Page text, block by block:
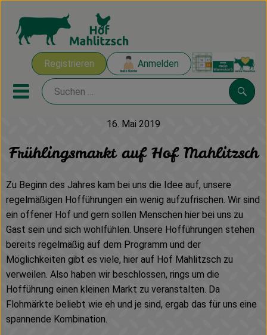
Registrieren Anmelden
Mobiles Menu öffnen oder
Angebote & Inspiration
Ökokisten
Obst & Gemüse
Kühltheke
Vorratskammer
16. Mai 2019
Frühlingsmarkt auf Hof Mahlitzsch
Zu Beginn des Jahres kam bei uns die Idee auf, unsere
regelmäßigen Hofführungen ein wenig aufzufrischen. Wir sind
ein offener Hof und gern sollen Menschen hier bei uns zu
Gast sein und sich wohlfühlen. Unsere Hofführungen stehen
bereits regelmäßig auf dem Programm und der
Möglichkeiten gibt es viele, hier auf Hof Mahlitzsch zu
verweilen. Also haben wir beschlossen, rings um die
Hofführung einen kleinen Markt zu veranstalten. Da
Flohmärkte beliebt wie eh und je sind, ergab das für uns eine
spannende Kombination.